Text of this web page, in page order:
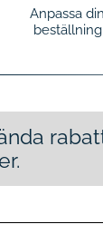
Anpassa din
beställning